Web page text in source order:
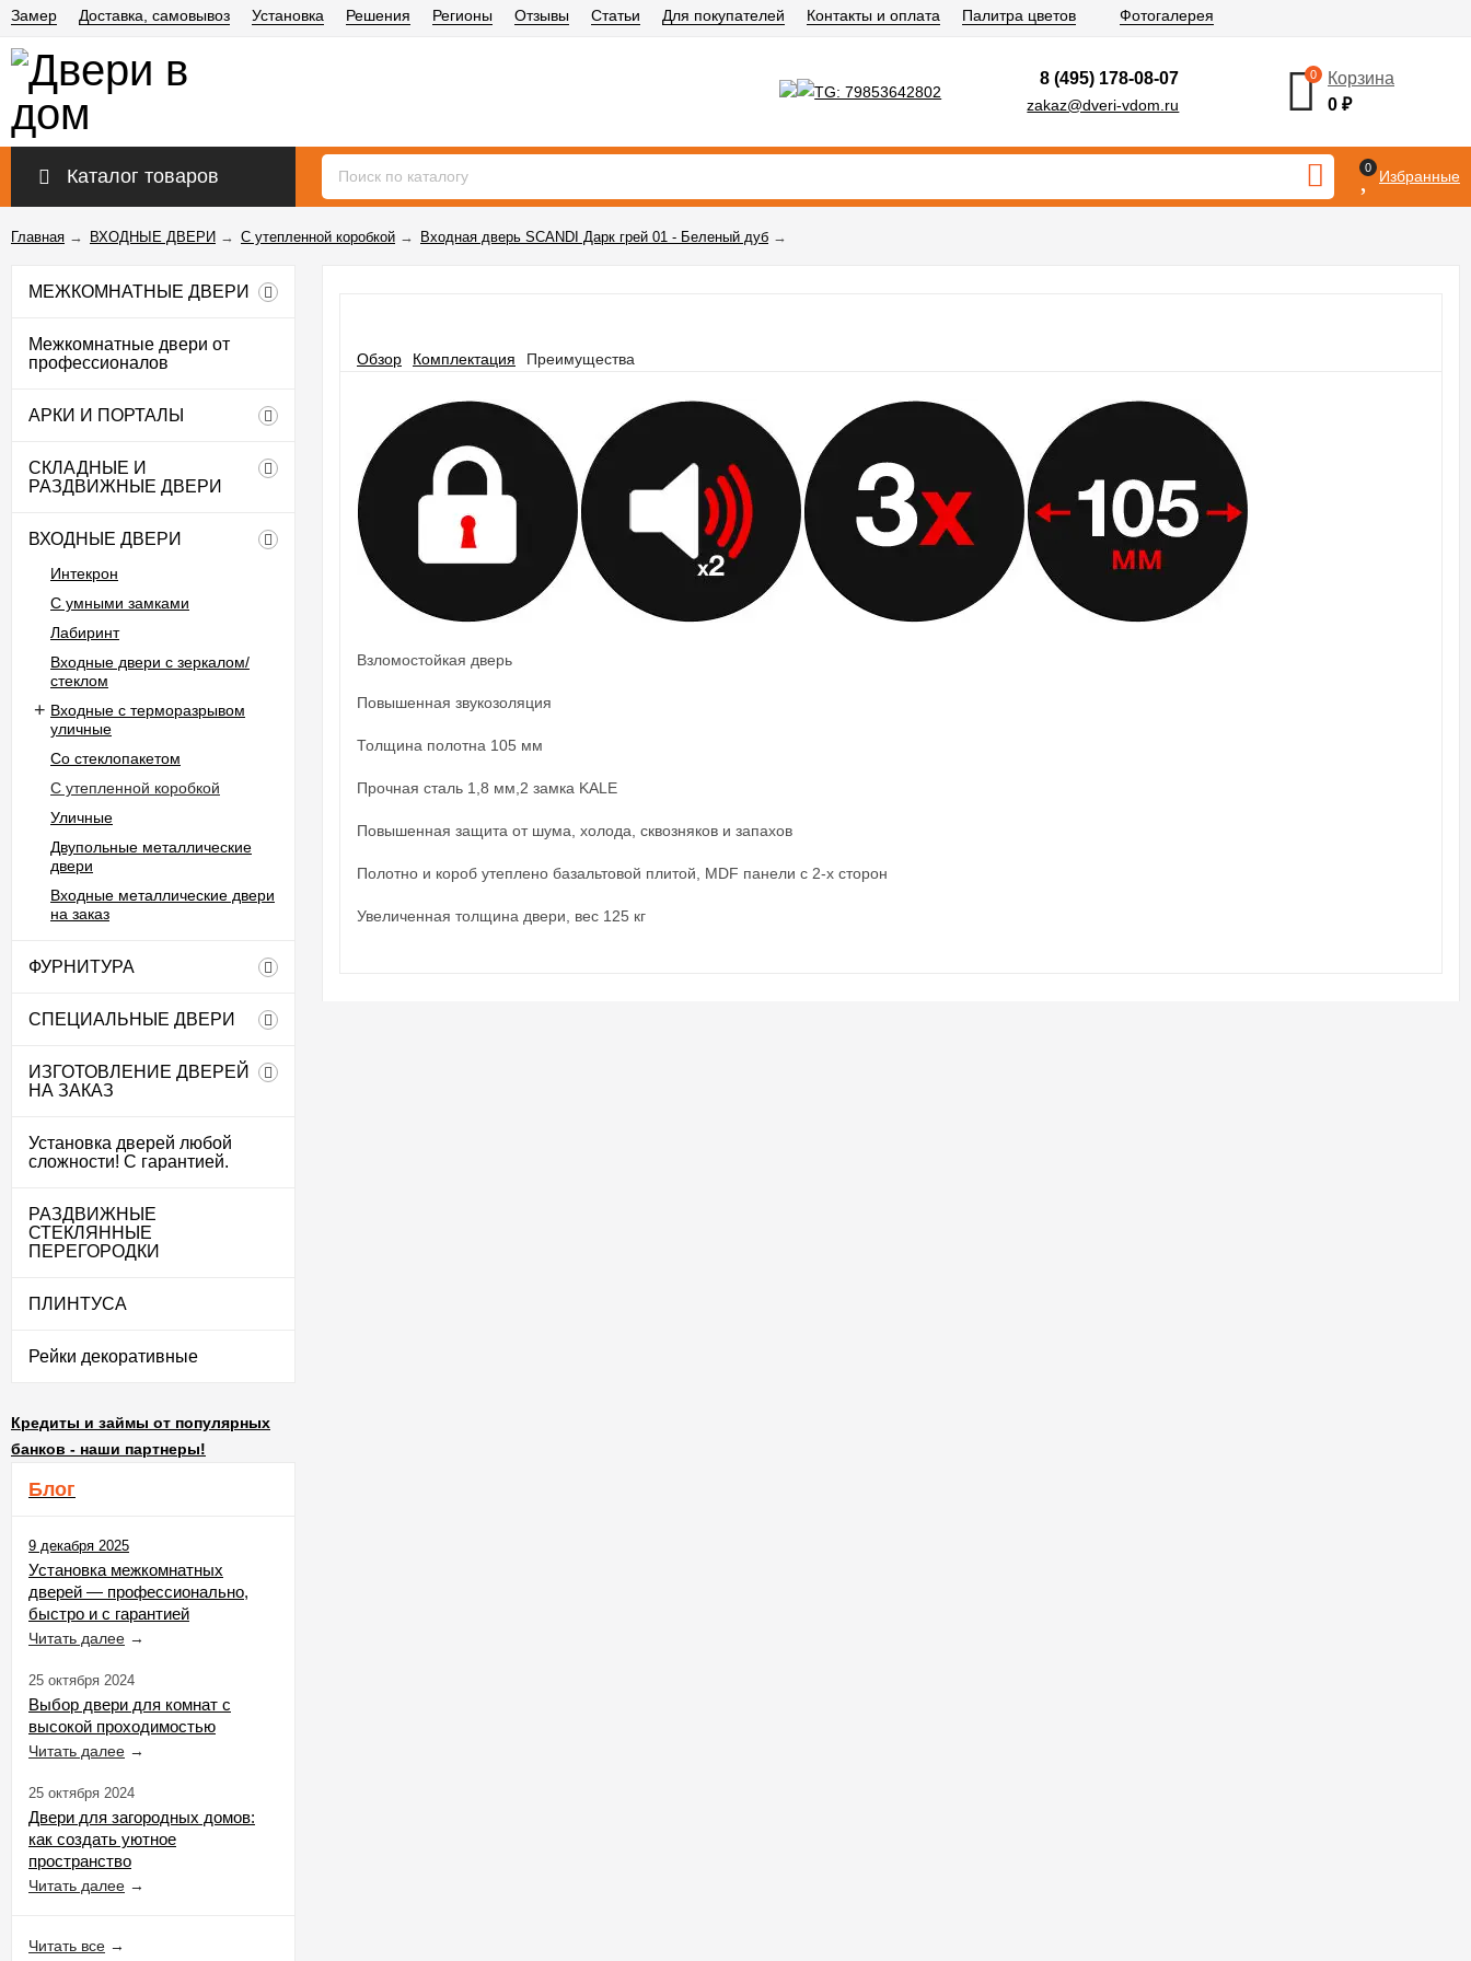
Замер Доставка, самовывоз Установка Решения Регионы Отзывы Статьи Для покупателей Контакты и оплата Палитра цветов Фотогалерея
8 (495) 178-08-07
zakaz@dveri-vdom.ru
0
Корзина
0₽
Каталог товаров 0 Избранные
Главная → ВХОДНЫЕ ДВЕРИ → С утепленной коробкой → Входная дверь SCANDI Дарк грей 01 - Беленый дуб →
МЕЖКОМНАТНЫЕ ДВЕРИ
Межкомнатные двери от
профессионалов
АРКИ И ПОРТАЛЫ
СКЛАДНЫЕ И
РАЗДВИЖНЫЕ ДВЕРИ
ВХОДНЫЕ ДВЕРИ
Интекрон
С умными замками
Лабиринт
Входные двери с зеркалом/
стеклом
Входные с терморазрывом
уличные
Со стеклопакетом
С утепленной коробкой
Уличные
Двупольные металлические
двери
Входные металлические двери
на заказ
ФУРНИТУРА
СПЕЦИАЛЬНЫЕ ДВЕРИ
ИЗГОТОВЛЕНИЕ ДВЕРЕЙ
НА ЗАКАЗ
Установка дверей любой
сложности! С гарантией.
РАЗДВИЖНЫЕ
СТЕКЛЯННЫЕ
ПЕРЕГОРОДКИ
ПЛИНТУСА
Рейки декоративные
Кредиты и займы от популярных
банков - наши партнеры!
Блог
9 декабря 2025
Установка межкомнатных
дверей — профессионально,
быстро и с гарантией
Читать далее →
25 октября 2024
Выбор двери для комнат с
высокой проходимостью
Читать далее →
25 октября 2024
Двери для загородных домов:
как создать уютное
пространство
Читать далее →
Читать все →
Обзор Комплектация Преимущества
Взломостойкая дверь
Повышенная звукозоляция
Толщина полотна 105 мм
Прочная сталь 1,8 мм,2 замка KALE
Повышенная защита от шума, холода, сквозняков и запахов
Полотно и короб утеплено базальтовой плитой, MDF панели с 2-х сторон
Увеличенная толщина двери, вес 125 кг